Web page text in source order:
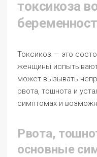
токсикоза
Токсикоз — это
женщины
может вызывать
рвота, тошнота и
симптомах и
Рвота,
основные